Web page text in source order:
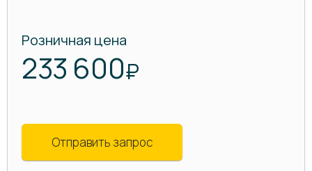
Розничная цена
233 600₽
Отправить запрос